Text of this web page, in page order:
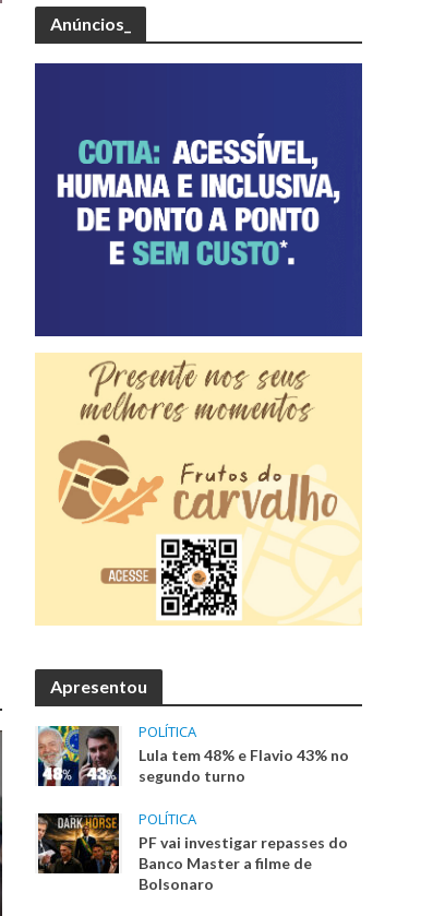
Anúncios_
Apresentou
POLÍTICA
Lula tem 48% e Flavio 43% no
segundo turno
POLÍTICA
PF vai investigar repasses do
Banco Master a filme de
Bolsonaro